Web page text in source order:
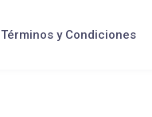
Términos y Condiciones